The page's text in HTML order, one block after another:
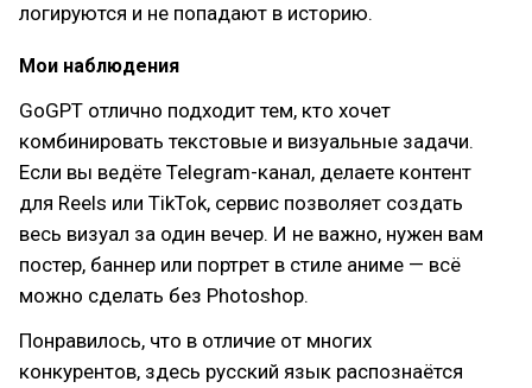
логируются и не попадают в историю.
Мои наблюдения
GoGPT отлично подходит тем, кто хочет
комбинировать текстовые и визуальные задачи.
Если вы ведёте Telegram-канал, делаете контент
для Reels или TikTok, сервис позволяет создать
весь визуал за один вечер. И не важно, нужен вам
постер, баннер или портрет в стиле аниме — всё
можно сделать без Photoshop.
Понравилось, что в отличие от многих
конкурентов, здесь русский язык распознаётся